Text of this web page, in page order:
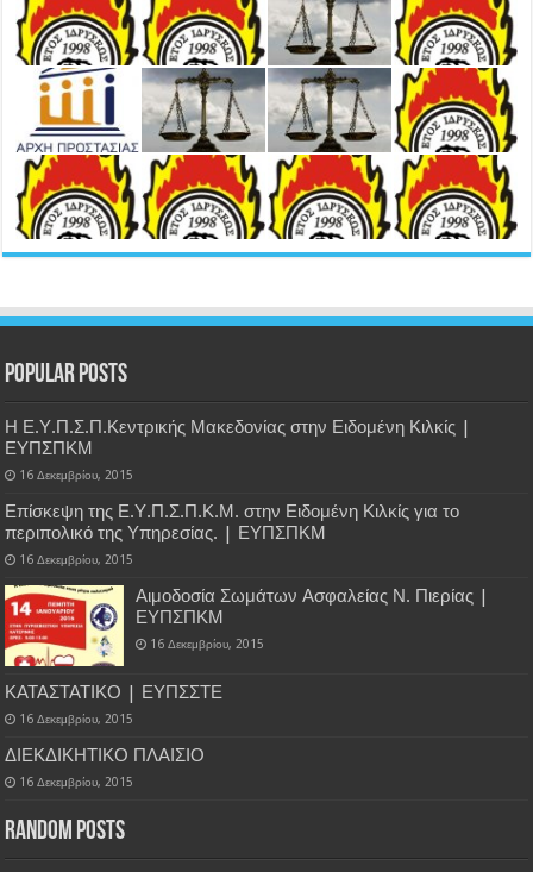
Popular Posts
Η Ε.Υ.Π.Σ.Π.Κεντρικής Μακεδονίας στην Ειδομένη Κιλκίς |
ΕΥΠΣΠΚΜ
16 Δεκεμβρίου, 2015
Επίσκεψη της Ε.Υ.Π.Σ.Π.Κ.Μ. στην Ειδομένη Κιλκίς για το
περιπολικό της Υπηρεσίας. | ΕΥΠΣΠΚΜ
16 Δεκεμβρίου, 2015
Αιμοδοσία Σωμάτων Ασφαλείας Ν. Πιερίας |
ΕΥΠΣΠΚΜ
16 Δεκεμβρίου, 2015
ΚΑΤΑΣΤΑΤΙΚΟ | ΕΥΠΣΣΤΕ
16 Δεκεμβρίου, 2015
ΔΙΕΚΔΙΚΗΤΙΚΟ ΠΛΑΙΣΙΟ
16 Δεκεμβρίου, 2015
Random Posts